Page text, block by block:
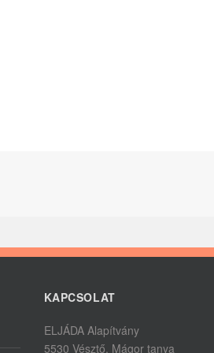
KAPCSOLAT
ELJÁDA Alapítvány
5530 Vésztő, Mágor tanya